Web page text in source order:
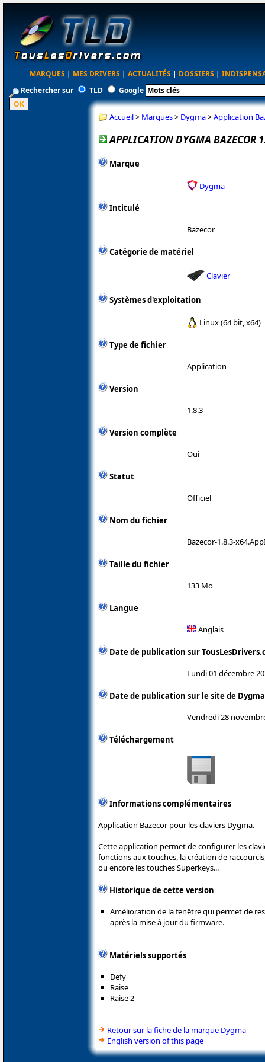
MARQUES | MES DRIVERS | ACTUALITÉS | DOSSIERS |
Rechercher sur
TLD Google
Accueil> Marques> Dygma>Application
APPLICATION DYGMA BAZECOR
Marque
Dygma
Intitulé
Bazecor
Catégorie de matériel
Clavier
Systèmes d'exploitation
Linux (64 bit, x64)
Type de fichier
Application
Version
1.8.3
Version complète
Oui
Statut
Officiel
Nom du fichier
Bazecor-1.8.3-
Taille du fichier
133 Mo
Langue
Anglais
Date de publication sur
Lundi 01 décembre
Date de publication sur le site de Dygma
Vendredi 28
Téléchargement
Informations complémentaires
Application Bazecor pour les claviers Dygma.
Cette application permet de configurer les
fonctions aux touches, la création de
ou encore les touches Superkeys...
Historique de cette version
Amélioration de la fenêtre qui permet de
après la mise à jour du firmware.
Matériels supportés
Defy
Raise
Raise 2
Retour sur la fiche de la marque Dygma
English version of this page